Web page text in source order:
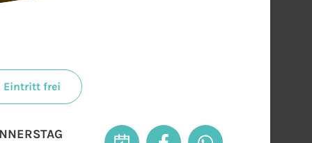
Eintritt frei